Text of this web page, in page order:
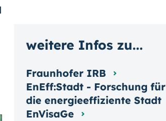
weitere Infos zu...
Fraunhofer IRB
EnEff:Stadt - Forschung für
die energieeffiziente Stadt
EnVisaGe